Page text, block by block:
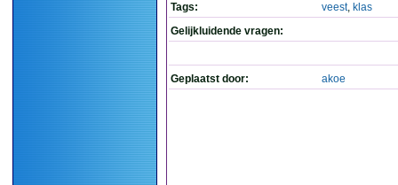
Tags:
veest, klas
Gelijkluidende vragen:
Geplaatst door: akoe